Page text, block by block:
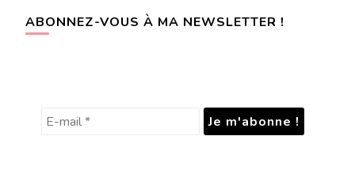
ABONNEZ-VOUS À MA NEWSLETTER !